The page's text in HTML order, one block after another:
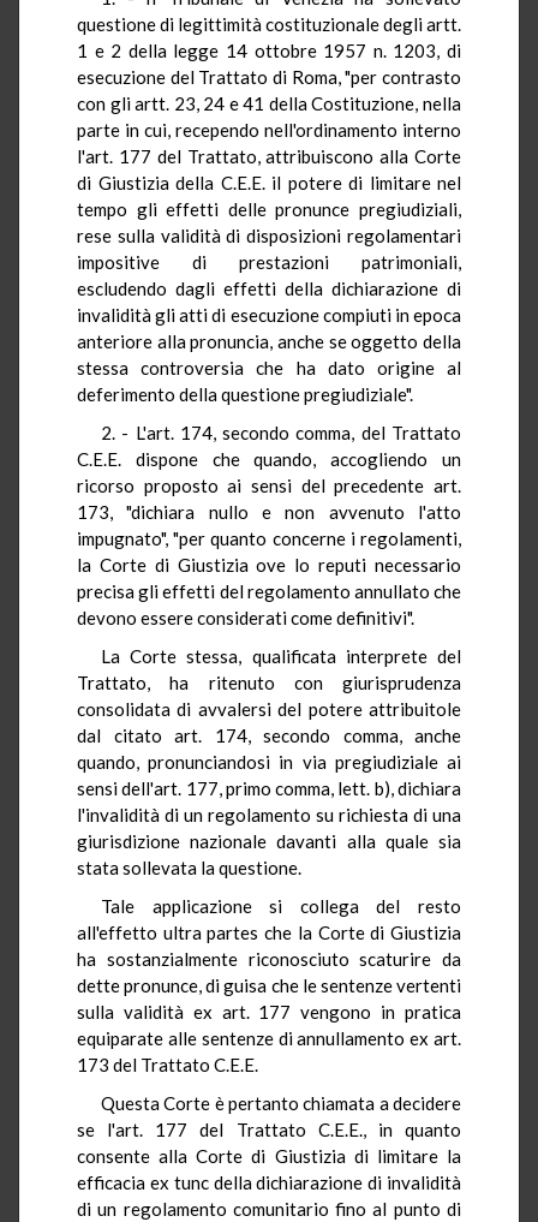
questione di legittimità costituzionale degli artt.
1 e 2 della legge 14 ottobre 1957 n. 1203, di
esecuzione del Trattato di Roma, "per contrasto
con gli artt. 23, 24 e 41 della Costituzione, nella
parte in cui, recependo nell'ordinamento interno
l'art. 177 del Trattato, attribuiscono alla Corte
di Giustizia della C.E.E. il potere di limitare nel
tempo gli effetti delle pronunce pregiudiziali,
rese sulla validità di disposizioni regolamentari
impositive di prestazioni patrimoniali,
escludendo dagli effetti della dichiarazione di
invalidità gli atti di esecuzione compiuti in epoca
anteriore alla pronuncia, anche se oggetto della
stessa controversia che ha dato origine al
deferimento della questione pregiudiziale".
2. - L'art. 174, secondo comma, del Trattato
C.E.E. dispone che quando, accogliendo un
ricorso proposto ai sensi del precedente art.
173, "dichiara nullo e non avvenuto l'atto
impugnato", "per quanto concerne i regolamenti,
la Corte di Giustizia ove lo reputi necessario
precisa gli effetti del regolamento annullato che
devono essere considerati come definitivi".
La Corte stessa, qualificata interprete del
Trattato, ha ritenuto con giurisprudenza
consolidata di avvalersi del potere attribuitole
dal citato art. 174, secondo comma, anche
quando, pronunciandosi in via pregiudiziale ai
sensi dell'art. 177, primo comma, lett. b), dichiara
l'invalidità di un regolamento su richiesta di una
giurisdizione nazionale davanti alla quale sia
stata sollevata la questione.
Tale applicazione si collega del resto
all'effetto ultra partes che la Corte di Giustizia
ha sostanzialmente riconosciuto scaturire da
dette pronunce, di guisa che le sentenze vertenti
sulla validità ex art. 177 vengono in pratica
equiparate alle sentenze di annullamento ex art.
173 del Trattato C.E.E.
Questa Corte è pertanto chiamata a decidere
se l'art. 177 del Trattato C.E.E., in quanto
consente alla Corte di Giustizia di limitare la
efficacia ex tunc della dichiarazione di invalidità
di un regolamento comunitario fino al punto di